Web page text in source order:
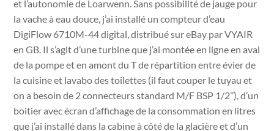
et l’autonomie de Loarwenn. Sans possibilité de jauge pour
la vache à eau douce, j’ai installé un compteur d’eau
DigiFlow 6710M-44 digital, distribué sur eBay par VYAIR
en GB. Il s’agit d’une turbine que j’ai montée en ligne en aval
de la pompe et en amont du T de répartition entre évier de
la cuisine et lavabo des toilettes (il faut couper le tuyau et
on a besoin de 2 connecteurs standard M/F BSP 1/2’’), d’un
boitier avec écran d’affichage de la consommation en litres
que j’ai installé dans la cabine à côté de la glacière et d’un